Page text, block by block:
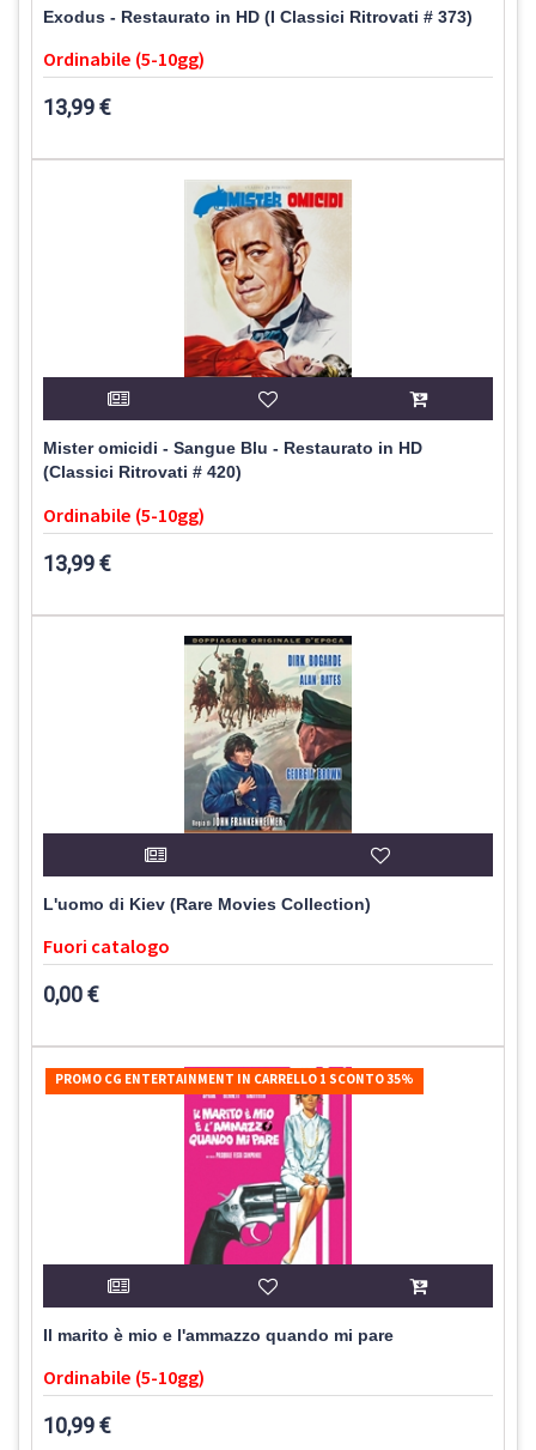
Exodus - Restaurato in HD (I Classici Ritrovati # 373)
Ordinabile (5-10gg)
13,99 €
Mister omicidi - Sangue Blu - Restaurato in HD
(Classici Ritrovati # 420)
Ordinabile (5-10gg)
13,99 €
L'uomo di Kiev (Rare Movies Collection)
Fuori catalogo
0,00 €
PROMO CG ENTERTAINMENT IN CARRELLO 1 SCONTO 35%
Il marito è mio e l'ammazzo quando mi pare
Ordinabile (5-10gg)
10,99 €